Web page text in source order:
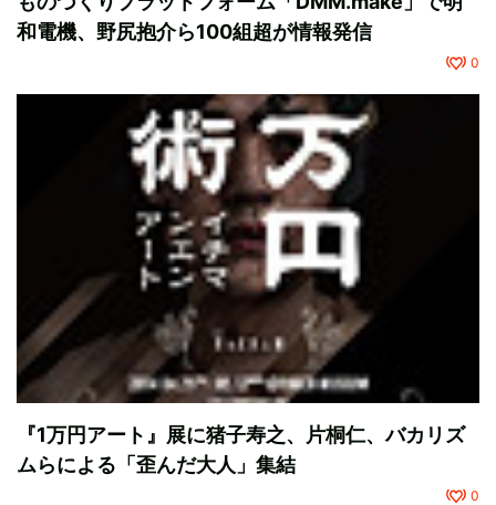
和電機、野尻抱介ら100組超が情報発信
0
『1万円アート』展に猪子寿之、片桐仁、バカリズ
ムらによる「歪んだ大人」集結
0